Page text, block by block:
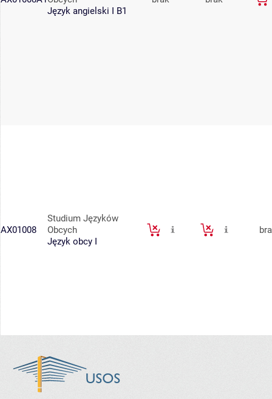
Język angielski I B1
AX01008
Studium Języków
Obcych
Język obcy I